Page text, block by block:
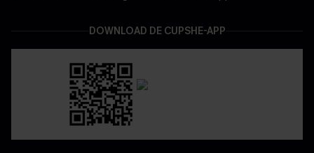
DOWNLOAD DE CUPSHE-APP